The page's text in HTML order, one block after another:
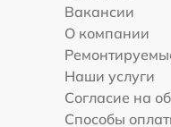
Вакансии
О компании
Наши услуги
Согласие на
Способы